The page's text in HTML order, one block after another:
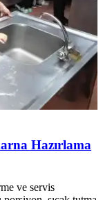
Hazırlama
ve servis